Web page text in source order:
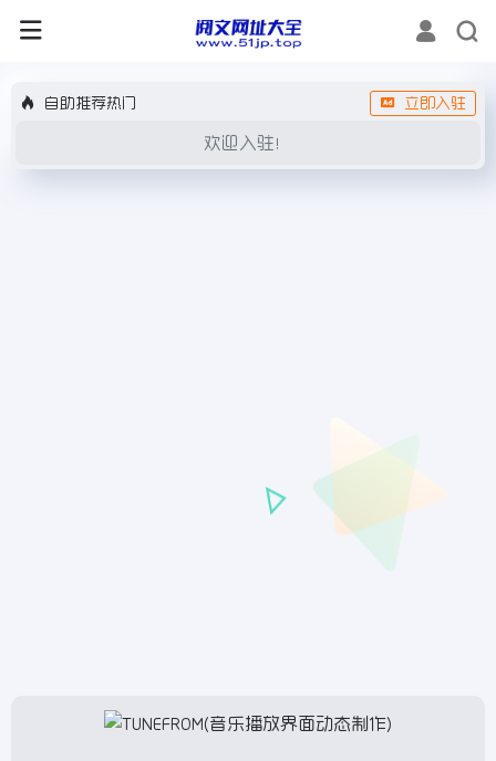
自助推荐热门 立即入驻
欢迎入驻！